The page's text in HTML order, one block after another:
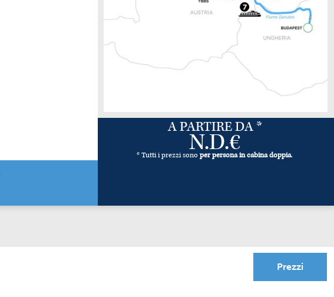
A PARTIRE DA *
N.D.€
* Tutti i prezzi sonoper persona in cabina doppia.
Prezzi